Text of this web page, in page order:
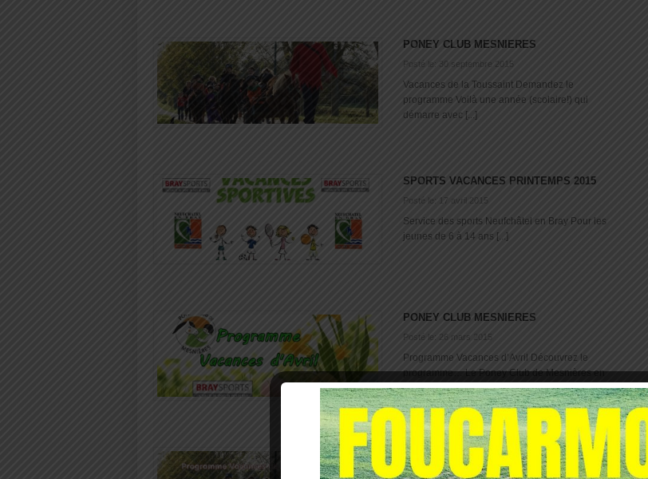
PONEY CLUB MESNIERES
Posté le: 30 septembre 2015
Vacances de la Toussaint Demandez le
programme Voilà une année (scolaire!) qui
démarre avec [...]
SPORTS VACANCES PRINTEMPS 2015
Posté le: 17 avril 2015
Service des sports Neufchâtel en Bray Pour les
jeunes de 6 à 14 ans [...]
PONEY CLUB MESNIERES
Posté le: 26 mars 2015
Programme Vacances d’Avril Découvrez le
programme… Le Poney Club de Mesnières en
bray vient [...]
PONEY CLUB MESNIERES
Posté le: 29 janvier 2015